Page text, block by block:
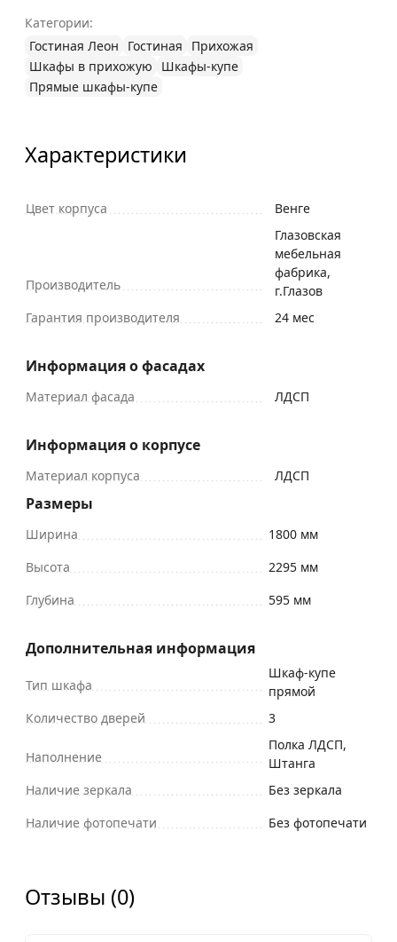
Категории:
Гостиная Леон
Гостиная
Прихожая
Шкафы в прихожую
Шкафы-купе
Прямые шкафы-купе
Характеристики
Цвет корпуса Венге
Производитель
Глазовская
мебельная
фабрика,
г.Глазов
Гарантия производителя
24 мес
Информация о фасадах
Материал фасада ЛДСП
Информация о корпусе
Материал корпуса ЛДСП
Размеры
Ширина
1800 мм
Высота
2295 мм
Глубина
595 мм
Дополнительная информация
Тип шкафа
Шкаф-купе
прямой
Количество дверей
3
Наполнение
Полка ЛДСП,
Штанга
Наличие зеркала
Без зеркала
Наличие фотопечати
Без фотопечати
Отзывы (0)